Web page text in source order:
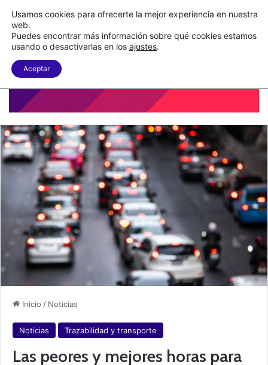
Nueva Ley Aduanera eleva el costo de los errores documentales
Menu
Inicio / Noticias
Noticias Trazabilidad y transporte
Las peores y mejores horas para
Usamos cookies para ofrecerte la mejor experiencia en nuestra
web.
Puedes encontrar más información sobre qué cookies estamos
usando o desactivarlas en los ajustes.
Aceptar